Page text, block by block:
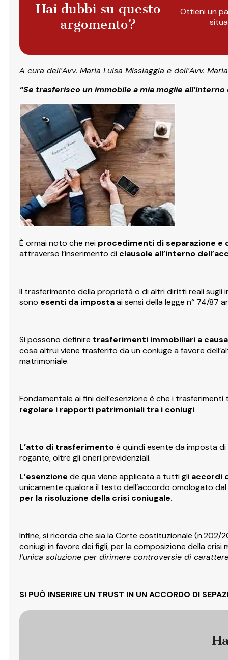
Hai dubbi su questo
argomento?
Ottieni un
A cura dell’Avv. Maria Luisa Missiaggia e dell’Avv.
“Se trasferisco un immobile a mia moglie
È ormai noto che nei procedimenti di separazione e
attraverso l’inserimento di clausole all’interno
Il trasferimento della proprietà o di altri diritti reali sugli
sono esenti da impostaai sensi della legge n° 74/87
Si possono definire trasferimenti immobiliari a
cosa altrui viene trasferito da un coniuge a favore
matrimoniale.
Fondamentale ai fini dell’esenzione è che i
regolare i rapporti patrimoniali tra i coniugi.
L’atto di trasferimentoè quindi esente da imposta
rogante, oltre gli oneri previdenziali.
L’esenzione de qua viene applicata a tutti gli accordi
unicamente qualora il testo dell’accordo omologato
per la risoluzione della crisi coniugale.
Infine, si ricorda che sia la Corte costituzionale (n.202/
coniugi in favore dei figli, per la composizione della crisi
l’unica soluzione per dirimere controversie di
SI PUÒ INSERIRE UN TRUST IN UN ACCORDO DI